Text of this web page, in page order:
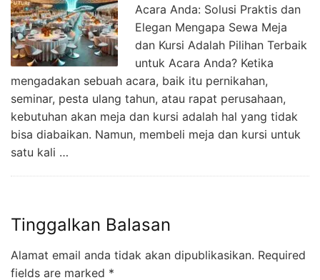
Acara Anda: Solusi Praktis dan
Elegan Mengapa Sewa Meja
dan Kursi Adalah Pilihan Terbaik
untuk Acara Anda? Ketika
mengadakan sebuah acara, baik itu pernikahan,
seminar, pesta ulang tahun, atau rapat perusahaan,
kebutuhan akan meja dan kursi adalah hal yang tidak
bisa diabaikan. Namun, membeli meja dan kursi untuk
satu kali …
Tinggalkan Balasan
Alamat email anda tidak akan dipublikasikan. Required
fields are marked *